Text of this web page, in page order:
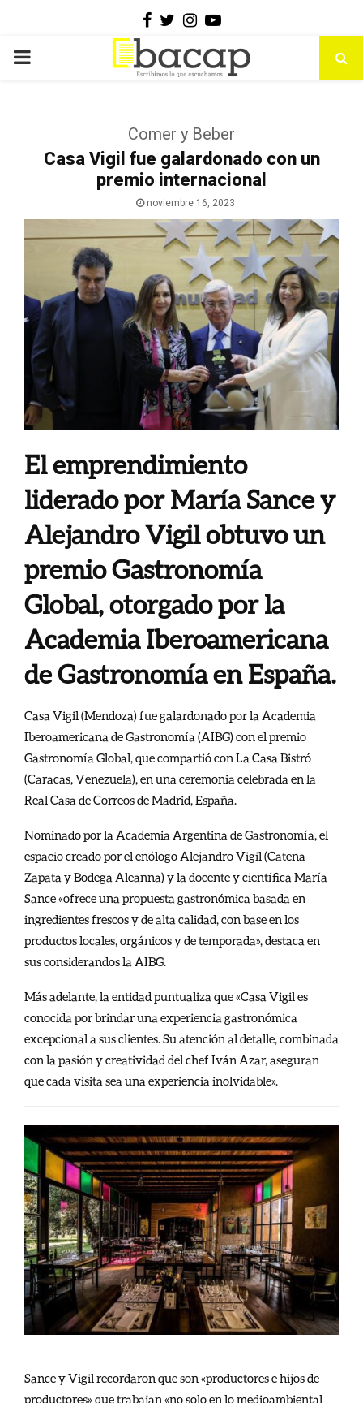
Facebook
Twitter
Instagram
Youtube
PRIMARY
Comer y Beber
Casa Vigil fue galardonado con un
premio internacional
noviembre 16, 2023
El emprendimiento
liderado por María Sance y
Alejandro Vigil obtuvo un
premio Gastronomía
Global, otorgado por la
Academia Iberoamericana
de Gastronomía en España.
Casa Vigil (Mendoza) fue galardonado por la Academia
Iberoamericana de Gastronomía (AIBG) con el premio
Gastronomía Global, que compartió con La Casa Bistró
(Caracas, Venezuela), en una ceremonia celebrada en la
Real Casa de Correos de Madrid, España.
Nominado por la Academia Argentina de Gastronomía, el
espacio creado por el enólogo Alejandro Vigil (Catena
Zapata y Bodega Aleanna) y la docente y científica María
Sance «ofrece una propuesta gastronómica basada en
ingredientes frescos y de alta calidad, con base en los
productos locales, orgánicos y de temporada», destaca en
sus considerandos la AIBG.
Más adelante, la entidad puntualiza que «Casa Vigil es
conocida por brindar una experiencia gastronómica
excepcional a sus clientes. Su atención al detalle, combinada
con la pasión y creatividad del chef Iván Azar, aseguran
que cada visita sea una experiencia inolvidable».
Sance y Vigil recordaron que son «productores e hijos de
productores» que trabajan «no solo en lo medioambiental